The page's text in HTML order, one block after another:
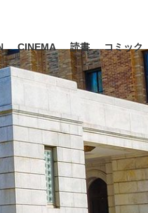
ス インタビュー
観る将棋、読む将棋
CINEMA 読書 コミック
#内田有紀
#松田聖子